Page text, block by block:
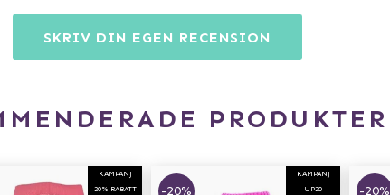
SKRIV DIN EGEN RECENSION
PRODUKTER
KAMPANJ
20% RABATT
KAMPANJ
UP20
-20% -20%